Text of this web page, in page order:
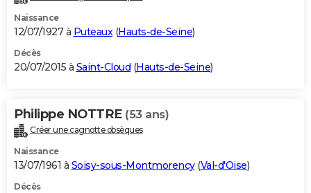
Naissance
12/07/1927 à Puteaux(Hauts-de-Seine)
Décès
20/07/2015 à Saint-Cloud (Hauts-de-Seine)
Philippe NOTTRE (53 ans)
Créer une cagnotte obsèques
Naissance
13/07/1961 à Soisy-sous-Montmorency(Val-d'Oise)
Décès